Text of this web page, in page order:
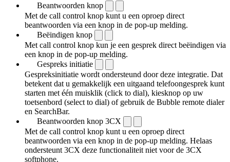
Beantwoorden knop
Met de call control knop kunt u een oproep direct
beantwoorden via een knop in de pop-up melding.
Beëindigen knop
Met call control knop kun je een gesprek direct beëindigen via
een knop in de pop-up melding.
Gespreks initiatie
Gespreksinitiatie wordt ondersteund door deze integratie. Dat
betekent dat u gemakkelijk een uitgaand telefoongesprek kunt
starten met één muisklik (click to dial), kiesknop op uw
toetsenbord (select to dial) of gebruik de Bubble remote dialer
en SearchBar.
Beantwoorden knop 3CX
Met de call control knop kunt u een oproep direct
beantwoorden via een knop in de pop-up melding. Helaas
ondersteunt 3CX deze functionaliteit niet voor de 3CX
softphone.